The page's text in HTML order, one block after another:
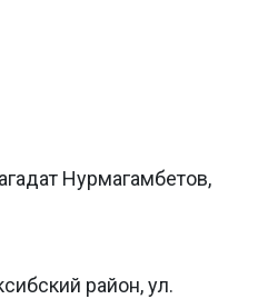
Нурмагамбетов,
район, ул.